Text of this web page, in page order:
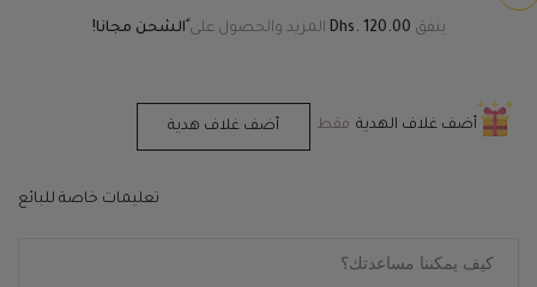
ينفق Dhs. 120.00 المزيد والحصول على ًالشحن مجانا!
أضف غلاف الهدية فقط أضف غلاف هدية
تعليمات خاصة للبائع